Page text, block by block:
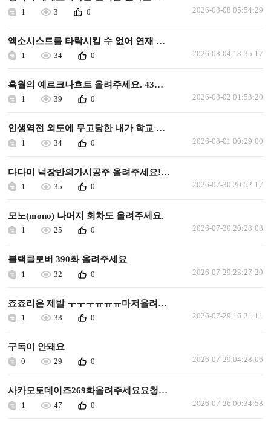
1 3 0 2026-08-08 05:54:29
엑소시스트를 타락시킬 수 없어 연재 가능할까요
1 34 0 2026-08-04 18:35:17
흑월의 예르크나흐트 올려주세요. 43화 이후로 안올라왔습니다.
1 39 0 2026-08-02 01:53:20
인생역전 외도에 무고당한 내가 학교 최고의 미소녀에게 사랑받는다 올려주세요
1 34 0 2026-08-01 00:29:00
다다미 넉장반의가시공주 올려주세요!ㅜㅜㅜ
1 35 0 2026-07-30 20:52:17
모노(mono) 나머지 회차도 올려주세요.
1 25 0 2026-07-30 20:28:08
블랙클로버 390화 올려주세요
1 32 0 2026-07-29 23:27:29
죠죠리온 제발 ㅜㅜㅜㅠㅠㅠ마저올려주세요
1 33 0 2026-07-29 16:21:11
구독이 안돼요
0 29 0 2026-07-29 04:28:06
사카모토데이즈269화올려주세요요청합니다
1 47 0 2026-07-26 00:34:58